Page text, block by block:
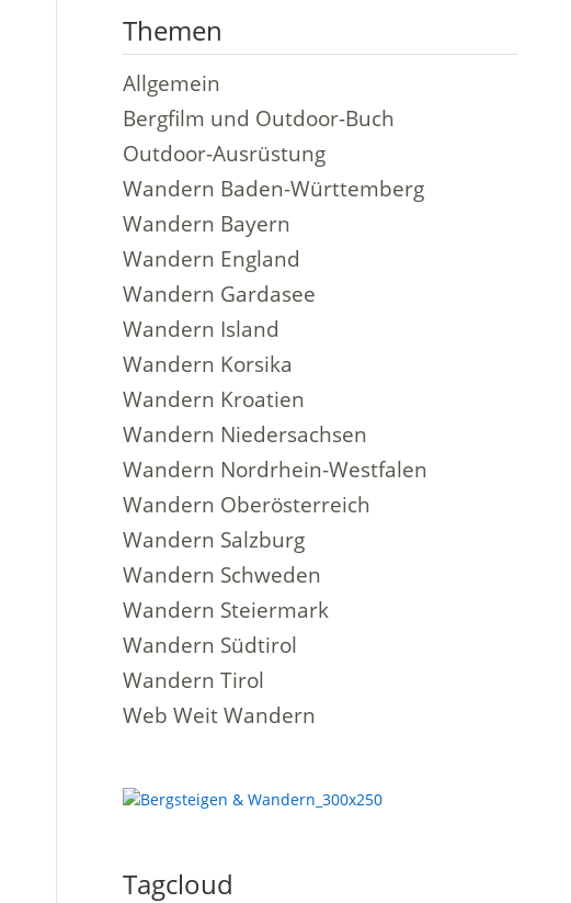
Themen
Allgemein
Bergfilm und Outdoor-Buch
Outdoor-Ausrüstung
Wandern Baden-Württemberg
Wandern Bayern
Wandern England
Wandern Gardasee
Wandern Island
Wandern Korsika
Wandern Kroatien
Wandern Niedersachsen
Wandern Nordrhein-Westfalen
Wandern Oberösterreich
Wandern Salzburg
Wandern Schweden
Wandern Steiermark
Wandern Südtirol
Wandern Tirol
Web Weit Wandern
Tagcloud